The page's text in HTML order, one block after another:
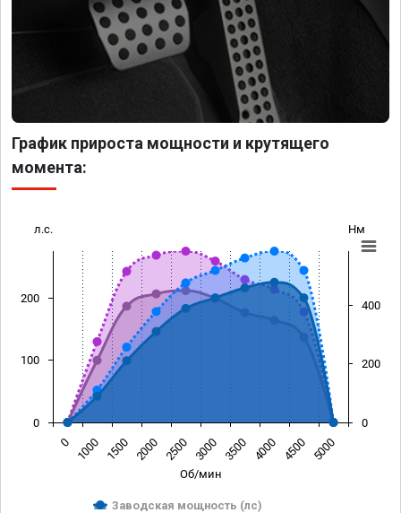
График прироста мощности и крутящего
момента:
Об/мин
л.с. Нм
Заводская мощность (лс)
0 1000 1500 2000 2500 3000 3500 4000 4500 5000
0
100
200
0
200
400